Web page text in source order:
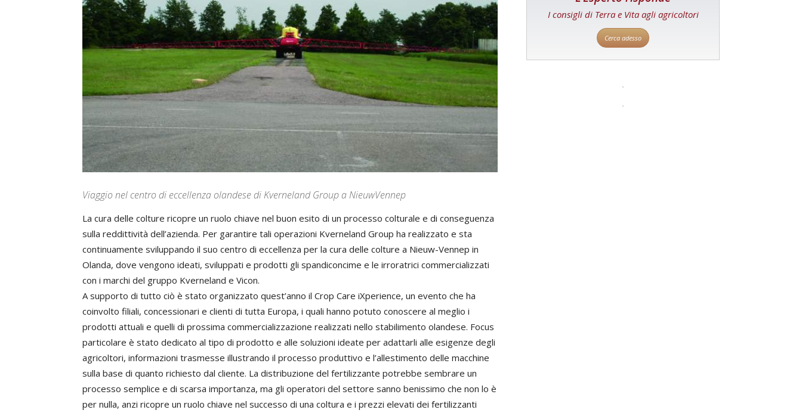
Viaggio nel centro di eccellenza olandese di Kverneland Group a NieuwVennep
La cura delle colture ricopre un ruolo chiave nel buon esito di un processo colturale e di conseguenza
sulla reddittività dell’azienda. Per garantire tali operazioni Kverneland Group ha realizzato e sta
continuamente sviluppando il suo centro di eccellenza per la cura delle colture a Nieuw-Vennep in
Olanda, dove vengono ideati, sviluppati e prodotti gli spandiconcime e le irroratrici commercializzati
con i marchi del gruppo Kverneland e Vicon.
A supporto di tutto ciò è stato organizzato quest’anno il Crop Care iXperience, un evento che ha
coinvolto filiali, concessionari e clienti di tutta Europa, i quali hanno potuto conoscere al meglio i
prodotti attuali e quelli di prossima commercializzazione realizzati nello stabilimento olandese. Focus
particolare è stato dedicato al tipo di prodotto e alle soluzioni ideate per adattarli alle esigenze degli
agricoltori, informazioni trasmesse illustrando il processo produttivo e l’allestimento delle macchine
sulla base di quanto richiesto dal cliente. La distribuzione del fertilizzante potrebbe sembrare un
processo semplice e di scarsa importanza, ma gli operatori del settore sanno benissimo che non lo è
per nulla, anzi ricopre un ruolo chiave nel successo di una coltura e i prezzi elevati dei fertilizzanti
I consigli di Terra e Vita agli agricoltori
Cerca adesso